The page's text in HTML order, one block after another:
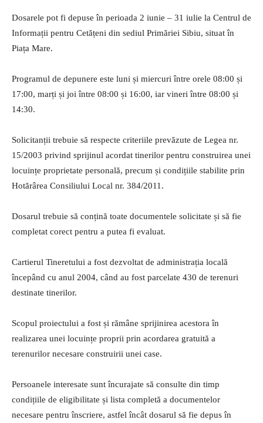
Dosarele pot fi depuse în perioada 2 iunie – 31 iulie la Centrul de
Informații pentru Cetățeni din sediul Primăriei Sibiu, situat în
Piața Mare.
Programul de depunere este luni și miercuri între orele 08:00 și
17:00, marți și joi între 08:00 și 16:00, iar vineri între 08:00 și
14:30.
Solicitanții trebuie să respecte criteriile prevăzute de Legea nr.
15/2003 privind sprijinul acordat tinerilor pentru construirea unei
locuințe proprietate personală, precum și condițiile stabilite prin
Hotărârea Consiliului Local nr. 384/2011.
Dosarul trebuie să conțină toate documentele solicitate și să fie
completat corect pentru a putea fi evaluat.
Cartierul Tineretului a fost dezvoltat de administrația locală
începând cu anul 2004, când au fost parcelate 430 de terenuri
destinate tinerilor.
Scopul proiectului a fost și rămâne sprijinirea acestora în
realizarea unei locuințe proprii prin acordarea gratuită a
terenurilor necesare construirii unei case.
Persoanele interesate sunt încurajate să consulte din timp
condițiile de eligibilitate și lista completă a documentelor
necesare pentru înscriere, astfel încât dosarul să fie depus în